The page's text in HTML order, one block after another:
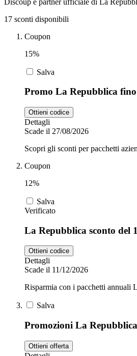
17 sconti disponibili
Coupon
15%
Salva
Promo La Repubblica
Ottieni codice
Dettagli
Scade il 27/08/2026
Scopri gli sconti per pacchetti
Coupon
12%
Salva
Verificato
La Repubblica sconto del
Ottieni codice
Dettagli
Scade il 11/12/2026
Risparmia con i pacchetti annuali
Salva
Promozioni La
Ottieni offerta